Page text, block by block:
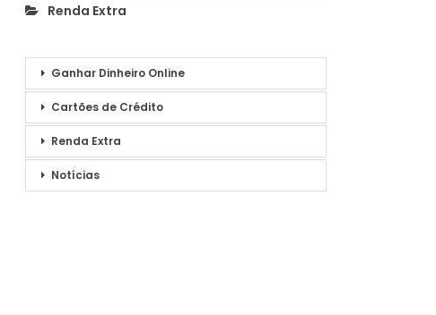
Renda Extra
Ganhar Dinheiro Online
Cartões de Crédito
Renda Extra
Notícias